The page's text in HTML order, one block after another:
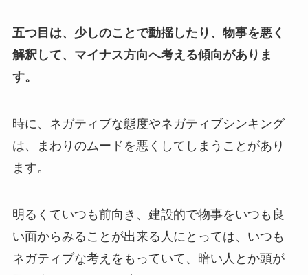
五つ目は、少しのことで動揺したり、物事を悪く
解釈して、マイナス方向へ考える傾向がありま
す。
時に、ネガティブな態度やネガティブシンキング
は、まわりのムードを悪くしてしまうことがあり
ます。
明るくていつも前向き、建設的で物事をいつも良
い面からみることが出来る人にとっては、いつも
ネガティブな考えをもっていて、暗い人とか頭が